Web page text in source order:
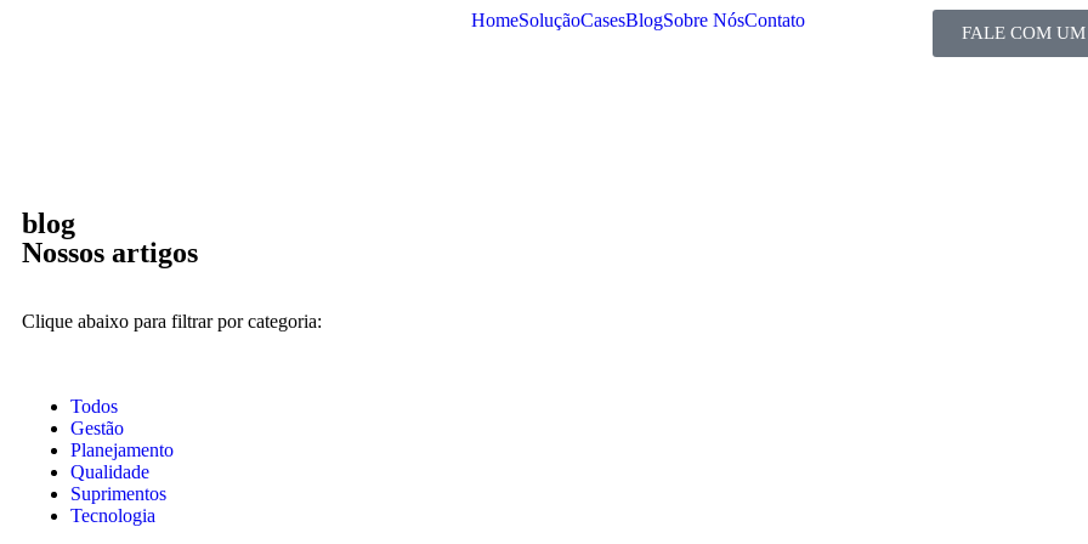
HomeSoluçãoCasesBlogSobre NósContato
FALE COM UM
blog
Nossos artigos
Clique abaixo para filtrar por categoria:
Todos
Gestão
Planejamento
Qualidade
Suprimentos
Tecnologia